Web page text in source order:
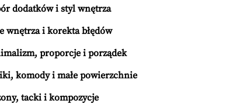
dodatków i styl wnętrza
wnętrza i korekta błędów
proporcje i porządek
komody i małe powierzchnie
tacki i kompozycje